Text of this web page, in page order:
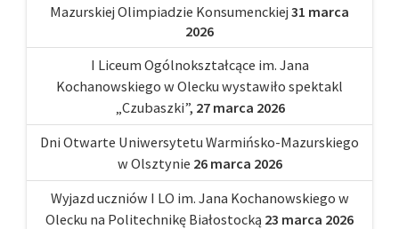
Mazurskiej Olimpiadzie Konsumenckiej 31 marca
2026
I Liceum Ogólnokształcące im. Jana
Kochanowskiego w Olecku wystawiło spektakl
„Czubaszki”, 27 marca 2026
Dni Otwarte Uniwersytetu Warmińsko-Mazurskiego
w Olsztynie 26 marca 2026
Wyjazd uczniów I LO im. Jana Kochanowskiego w
Olecku na Politechnikę Białostocką 23 marca 2026